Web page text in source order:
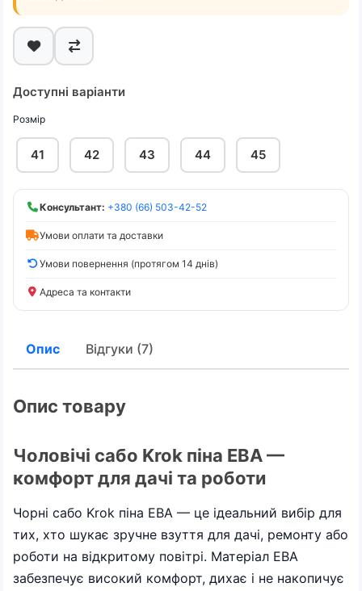
Доступні варіанти
Розмір
41 42 43 44 45
Консультант: +380 (66) 503-42-52
Умови оплати та доставки
Умови повернення (протягом 14 днів)
Адреса та контакти
Опис Відгуки (7)
Опис товару
Чоловічі сабо Krok піна ЕВА —
комфорт для дачі та роботи
Чорні сабо Krok піна ЕВА — це ідеальний вибір для
тих, хто шукає зручне взуття для дачі, ремонту або
роботи на відкритому повітрі. Матеріал ЕВА
забезпечує високий комфорт, дихає і не накопичує